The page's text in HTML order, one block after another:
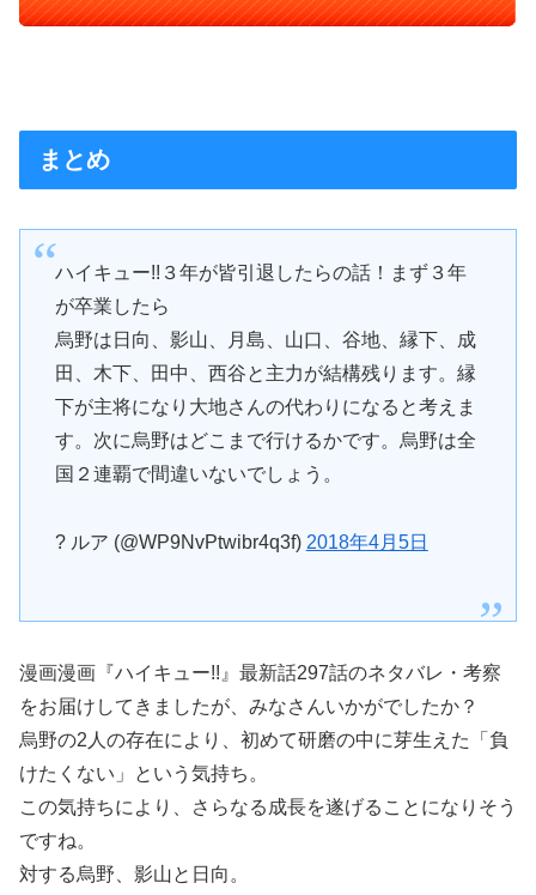
まとめ
ハイキュー!!３年が皆引退したらの話！まず３年
が卒業したら
烏野は日向、影山、月島、山口、谷地、縁下、成
田、木下、田中、西谷と主力が結構残ります。縁
下が主将になり大地さんの代わりになると考えま
す。次に烏野はどこまで行けるかです。烏野は全
国２連覇で間違いないでしょう。
? ルア (@WP9NvPtwibr4q3f) 2018年4月5日
漫画漫画『ハイキュー!!』最新話297話のネタバレ・考察
をお届けしてきましたが、みなさんいかがでしたか？
烏野の2人の存在により、初めて研磨の中に芽生えた「負
けたくない」という気持ち。
この気持ちにより、さらなる成長を遂げることになりそう
ですね。
対する烏野、影山と日向。